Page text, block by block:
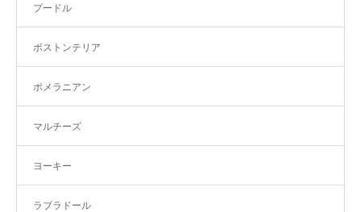
プードル
ボストンテリア
ポメラニアン
マルチーズ
ヨーキー
ラブラドール